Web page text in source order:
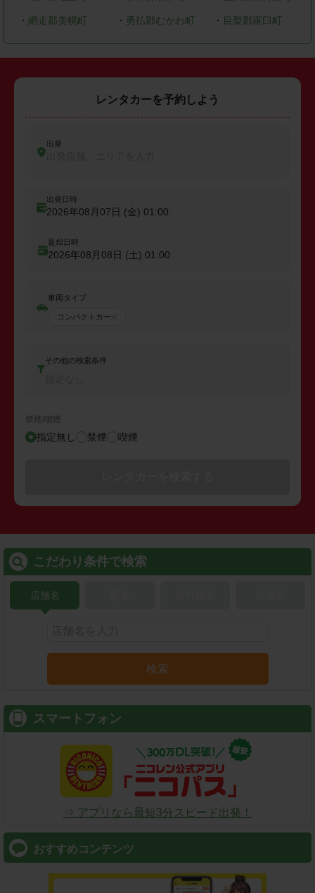
・ 網走郡美幌町 ・ 勇払郡むかわ町 ・ 目梨郡羅臼町
レンタカーを予約しよう
出発
出発日時
2026年08月07日 (金) 01:00
返却日時
2026年08月08日 (土) 01:00
車両タイプ
コンパクトカー
その他の検索条件
禁煙/喫煙
指定無し 禁煙 喫煙
こだわり条件で検索
店舗名
検索
スマートフォン
⇒ アプリなら最短3分スピード出発！
おすすめコンテンツ